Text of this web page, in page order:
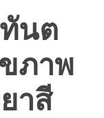
นต
ภาพ
าสี